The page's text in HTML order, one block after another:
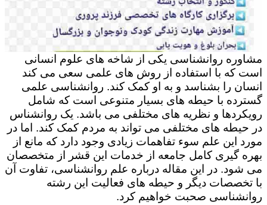
مشاوره روانشناسی یکی از شاخه های علوم انسانی
است که با استفاده از روش های علمی سعی می کند
انسان را بشناسد و به او کمک کند. روانشناسی علمی
گسترده با حیطه های بسیار متنوعی است که شامل
رویکردها و نظریه های مختلفی می باشد. یک روانشناس
در حیطه های مختلفی می تواند به مردم کمک کند. اما در
مورد این علم سوء تفاهمات زیادی وجود دارد که مانع از
بهره گیری کامل جامعه از خدمات این قشر از متخصصان
می شود. در این مقاله درباره علم روانشناسی، تفاوت آن
با تخصصات دیگر و حیطه های فعالیت این رشته
روانشناسی صحبت خواهیم کرد.